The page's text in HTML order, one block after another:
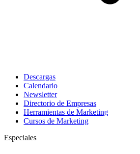
Descargas
Calendario
Newsletter
Directorio de Empresas
Herramientas de Marketing
Cursos de Marketing
Especiales